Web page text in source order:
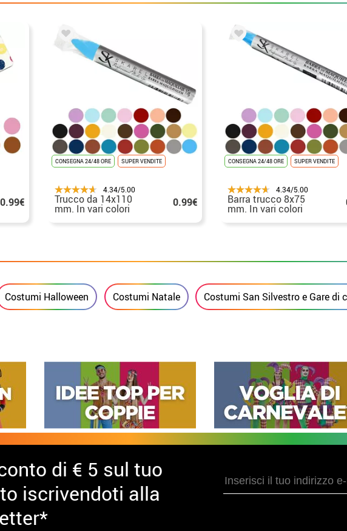
0.99€
CONSEGNA 24/48 ORE SUPER VENDITE
4.34/5.00
Trucco da 14x110
mm. In vari colori 0.99€
CONSEGNA 24/48 ORE SUPER VENDITE
4.34/5.00
Barra trucco 8x75
mm. In vari colori
Costumi Halloween Costumi Natale Costumi San Silvestro e Gare di
di € 5 sul tuo
iscrivendoti alla